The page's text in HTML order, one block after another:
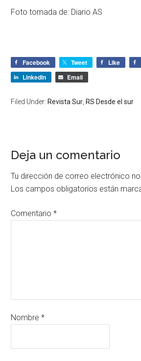
Foto tomada de: Diario AS
Facebook Tweet Like
LinkedIn
Email
Filed Under:Revista Sur ,RS Desde el sur
Deja un comentario
Tu dirección de correo electrónico no
Los campos obligatorios están
Comentario*
Nombre*